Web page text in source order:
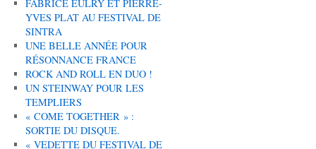
FABRICE EULRY ET PIERRE-
YVES PLAT AU FESTIVAL DE
SINTRA
UNE BELLE ANNÉE POUR
RÉSONNANCE FRANCE
ROCK AND ROLL EN DUO !
UN STEINWAY POUR LES
TEMPLIERS
« COME TOGETHER » :
SORTIE DU DISQUE.
« VEDETTE DU FESTIVAL DE